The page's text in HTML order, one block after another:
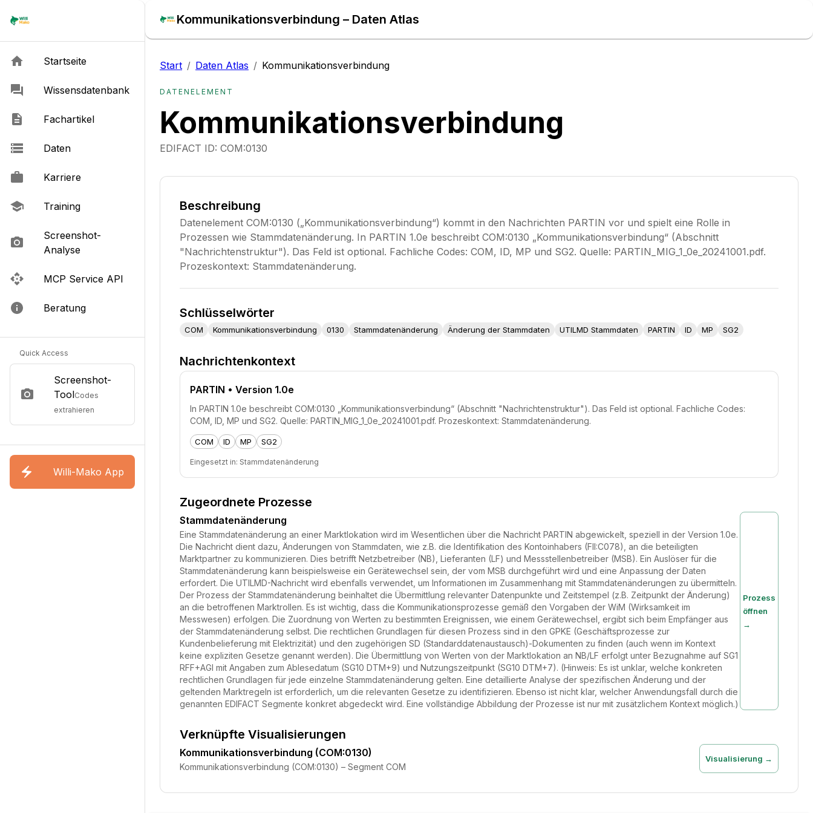
Kommunikationsverbindung – Daten Atlas
Startseite
Wissensdatenbank
Fachartikel
Daten
Karriere
Training
Screenshot-
Analyse
MCP Service API
Beratung
Quick Access
Screenshot-
ToolCodes
extrahieren
Willi-Mako App
Start / Daten Atlas / Kommunikationsverbindung
DATENELEMENT
Kommunikationsverbindung
EDIFACT ID: COM:0130
Beschreibung
Datenelement COM:0130 („Kommunikationsverbindung“) kommt in den Nachrichten PARTIN vor und spielt eine Rolle in
Prozessen wie Stammdatenänderung. In PARTIN 1.0e beschreibt COM:0130 „Kommunikationsverbindung“ (Abschnitt
"Nachrichtenstruktur"). Das Feld ist optional. Fachliche Codes: COM, ID, MP und SG2. Quelle: PARTIN_MIG_1_0e_20241001.pdf.
Prozeskontext: Stammdatenänderung.
Schlüsselwörter
COM Kommunikationsverbindung 0130 Stammdatenänderung Änderung der Stammdaten UTILMD Stammdaten PARTIN ID MP SG2
Nachrichtenkontext
PARTIN • Version 1.0e
In PARTIN 1.0e beschreibt COM:0130 „Kommunikationsverbindung“ (Abschnitt "Nachrichtenstruktur"). Das Feld ist optional. Fachliche Codes:
COM, ID, MP und SG2. Quelle: PARTIN_MIG_1_0e_20241001.pdf. Prozeskontext: Stammdatenänderung.
COM ID MP SG2
Eingesetzt in: Stammdatenänderung
Zugeordnete Prozesse
Stammdatenänderung
Eine Stammdatenänderung an einer Marktlokation wird im Wesentlichen über die Nachricht PARTIN abgewickelt, speziell in der Version 1.0e.
Die Nachricht dient dazu, Änderungen von Stammdaten, wie z.B. die Identifikation des Kontoinhabers (FII:C078), an die beteiligten
Marktpartner zu kommunizieren. Dies betrifft Netzbetreiber (NB), Lieferanten (LF) und Messstellenbetreiber (MSB). Ein Auslöser für die
Stammdatenänderung kann beispielsweise ein Gerätewechsel sein, der vom MSB durchgeführt wird und eine Anpassung der Daten
erfordert. Die UTILMD-Nachricht wird ebenfalls verwendet, um Informationen im Zusammenhang mit Stammdatenänderungen zu übermitteln.
Der Prozess der Stammdatenänderung beinhaltet die Übermittlung relevanter Datenpunkte und Zeitstempel (z.B. Zeitpunkt der Änderung)
an die betroffenen Marktrollen. Es ist wichtig, dass die Kommunikationsprozesse gemäß den Vorgaben der WiM (Wirksamkeit im
Messwesen) erfolgen. Die Zuordnung von Werten zu bestimmten Ereignissen, wie einem Gerätewechsel, ergibt sich beim Empfänger aus
der Stammdatenänderung selbst. Die rechtlichen Grundlagen für diesen Prozess sind in den GPKE (Geschäftsprozesse zur
Kundenbelieferung mit Elektrizität) und den zugehörigen SD (Standarddatenaustausch)-Dokumenten zu finden (auch wenn im Kontext
keine expliziten Gesetze genannt werden). Die Übermittlung von Werten von der Marktlokation an NB/LF erfolgt unter Bezugnahme auf SG1
RFF+AGI mit Angaben zum Ablesedatum (SG10 DTM+9) und Nutzungszeitpunkt (SG10 DTM+7). (Hinweis: Es ist unklar, welche konkreten
rechtlichen Grundlagen für jede einzelne Stammdatenänderung gelten. Eine detaillierte Analyse der spezifischen Änderung und der
geltenden Marktregeln ist erforderlich, um die relevanten Gesetze zu identifizieren. Ebenso ist nicht klar, welcher Anwendungsfall durch die
genannten EDIFACT Segmente konkret abgedeckt wird. Eine vollständige Abbildung der Prozesse ist nur mit zusätzlichem Kontext möglich.)
Prozess
öffnen
→
Verknüpfte Visualisierungen
Kommunikationsverbindung (COM:0130)
Kommunikationsverbindung (COM:0130) – Segment COM
Visualisierung →